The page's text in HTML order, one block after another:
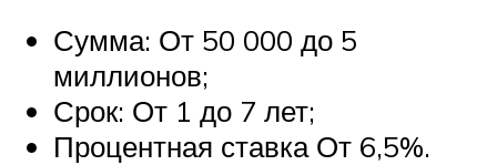
Сумма: От 50 000 до 5
миллионов;
Срок: От 1 до 7 лет;
Процентная ставка От 6,5%.